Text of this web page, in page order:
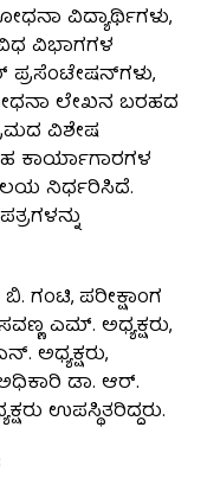
ವಿದ್ಯಾರ್ಥಿಗಳು,
ವಿಭಾಗಗಳ
ಪ್ರಸೆಂಟೇಷನ್‌ಗಳು,
ಲೇಖನ ಬರಹದ
ವಿಶೇಷ
ಕಾರ್ಯಾಗಾರಗಳ
ನಿರ್ಧರಿಸಿದೆ.
ಗಂಟಿ, ಪರೀಕ್ಷಾಂಗ
ಎಮ್. ಅಧ್ಯಕ್ಷರು,
ಅಧ್ಯಕ್ಷರು,
ಡಾ. ಆರ್.
ಉಪಸ್ಥಿತರಿದ್ದರು.